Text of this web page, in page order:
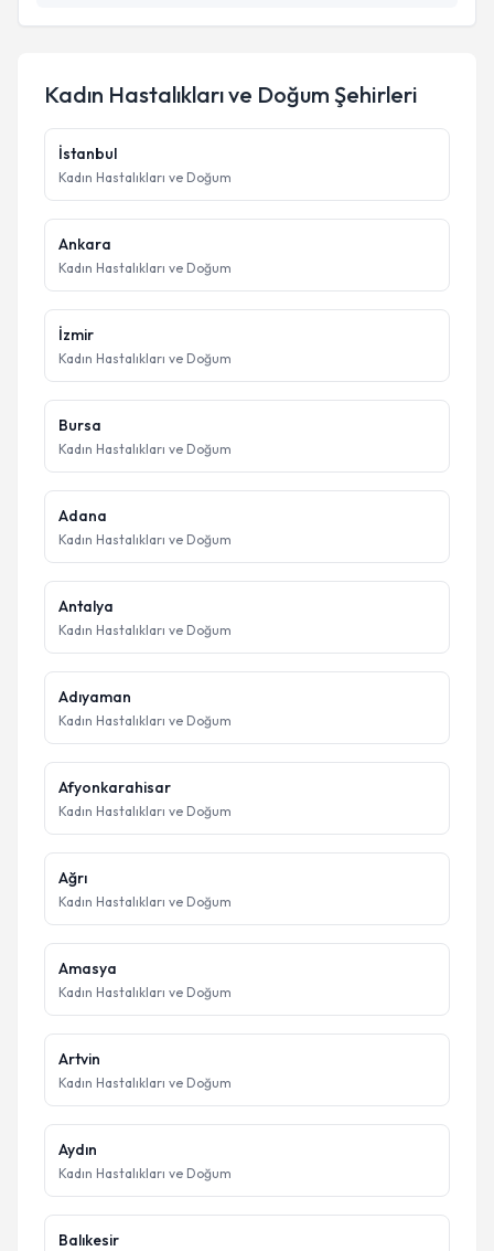
Kadın Hastalıkları ve Doğum Şehirleri
İstanbul
Kadın Hastalıkları ve Doğum
Ankara
Kadın Hastalıkları ve Doğum
İzmir
Kadın Hastalıkları ve Doğum
Bursa
Kadın Hastalıkları ve Doğum
Adana
Kadın Hastalıkları ve Doğum
Antalya
Kadın Hastalıkları ve Doğum
Adıyaman
Kadın Hastalıkları ve Doğum
Afyonkarahisar
Kadın Hastalıkları ve Doğum
Ağrı
Kadın Hastalıkları ve Doğum
Amasya
Kadın Hastalıkları ve Doğum
Artvin
Kadın Hastalıkları ve Doğum
Aydın
Kadın Hastalıkları ve Doğum
Balıkesir